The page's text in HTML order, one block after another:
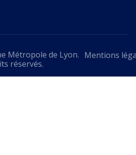
Métropole de Lyon.
réservés.
Mentions